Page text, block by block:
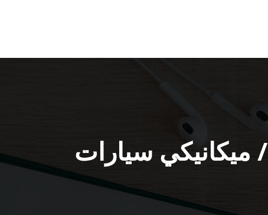
خدمة ميكانيكي سيارات الرابية / 51232939‬ / ميكانيكي سيارات